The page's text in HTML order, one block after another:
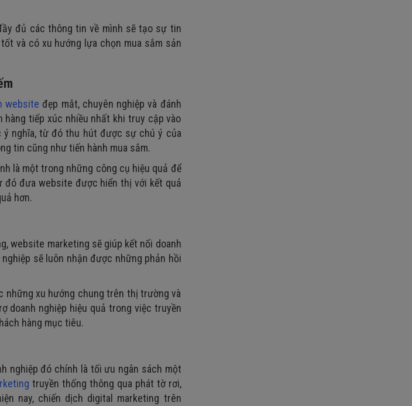
đủ các thông tin về mình sẽ tạo sự tin
và có xu hướng lựa chọn mua sắm sản
website đẹp mắt, chuyên nghiệp và đánh
tiếp xúc nhiều nhất khi truy cập vào
ý nghĩa, từ đó thu hút được sự chú ý của
tin cũng như tiến hành mua sắm.
là một trong những công cụ hiệu quả để
đó đưa website được hiển thị với kết quả
hơn.
website marketing sẽ giúp kết nối doanh
sẽ luôn nhận được những phản hồi
những xu hướng chung trên thị trường và
doanh nghiệp hiệu quả trong việc truyền
hàng mục tiêu.
nghiệp đó chính là tối ưu ngân sách một
truyền thống thông qua phát tờ rơi,
nay, chiến dịch digital marketing trên